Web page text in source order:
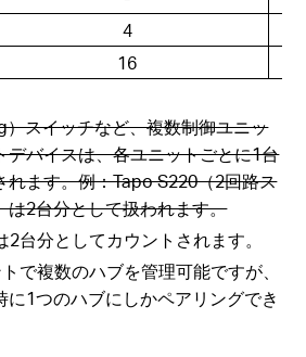
4
16
スイッチなど、複数制御ユニッ
デバイスは、各ユニットごとに1台
れます。例：Tapo S220（2回路ス
は2台分として扱われます。
2台分としてカウントされます。
で複数のハブを管理可能ですが、
に1つのハブにしかペアリングでき